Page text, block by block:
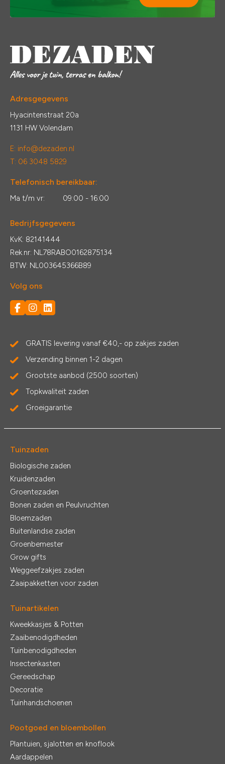
Adresgegevens
Hyacintenstraat 20a
1131 HW Volendam
E: info@dezaden.nl
T: 06 3048 5829
Telefonisch bereikbaar:
Ma t/m vr: 09:00 - 16:00
Bedrijfsgegevens
KvK: 82141444
Rek.nr: NL78RABO0162875134
BTW: NL003645366B89
Volg ons
GRATIS levering vanaf €40,- op zakjes zaden
Verzending binnen 1-2 dagen
Grootste aanbod (2500 soorten)
Topkwaliteit zaden
Groeigarantie
Tuinzaden
Biologische zaden
Kruidenzaden
Groentezaden
Bonen zaden en Peulvruchten
Bloemzaden
Buitenlandse zaden
Groenbemester
Grow gifts
Weggeefzakjes zaden
Zaaipakketten voor zaden
Tuinartikelen
Kweekkasjes & Potten
Zaaibenodigdheden
Tuinbenodigdheden
Insectenkasten
Gereedschap
Decoratie
Tuinhandschoenen
Pootgoed en bloembollen
Plantuien, sjalotten en knoflook
Aardappelen